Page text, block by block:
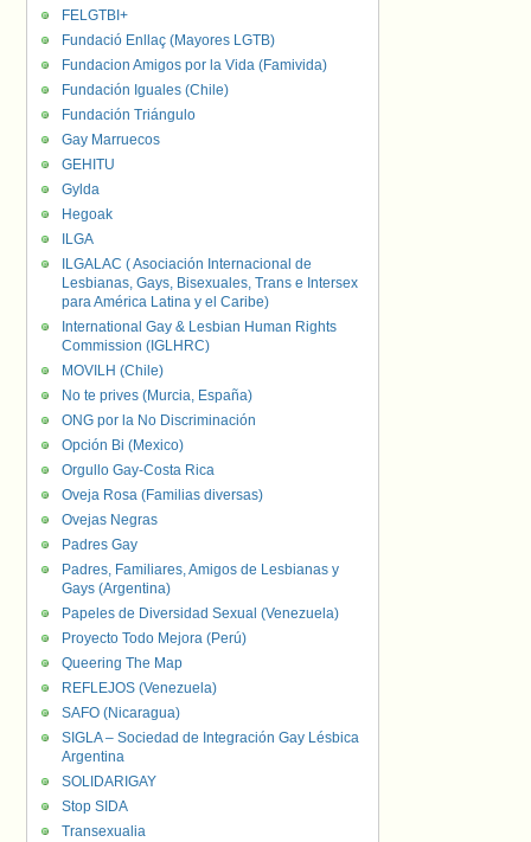
FELGTBI+
Fundació Enllaç (Mayores LGTB)
Fundacion Amigos por la Vida (Famivida)
Fundación Iguales (Chile)
Fundación Triángulo
Gay Marruecos
GEHITU
Gylda
Hegoak
ILGA
ILGALAC ( Asociación Internacional de
Lesbianas, Gays, Bisexuales, Trans e Intersex
para América Latina y el Caribe)
International Gay & Lesbian Human Rights
Commission (IGLHRC)
MOVILH (Chile)
No te prives (Murcia, España)
ONG por la No Discriminación
Opción Bi (Mexico)
Orgullo Gay-Costa Rica
Oveja Rosa (Familias diversas)
Ovejas Negras
Padres Gay
Padres, Familiares, Amigos de Lesbianas y
Gays (Argentina)
Papeles de Diversidad Sexual (Venezuela)
Proyecto Todo Mejora (Perú)
Queering The Map
REFLEJOS (Venezuela)
SAFO (Nicaragua)
SIGLA – Sociedad de Integración Gay Lésbica
Argentina
SOLIDARIGAY
Stop SIDA
Transexualia